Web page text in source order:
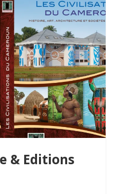
& Editions